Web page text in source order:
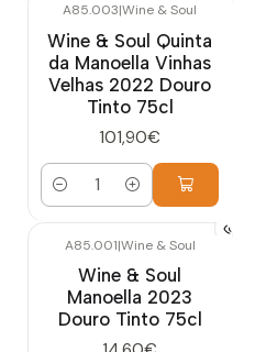
A85.003|Wine & Soul
Wine & Soul Quinta
da Manoella Vinhas
Velhas 2022 Douro
Tinto 75cl
101,90€
Quantidade
A85.001|Wine & Soul
Wine & Soul
Manoella 2023
Douro Tinto 75cl